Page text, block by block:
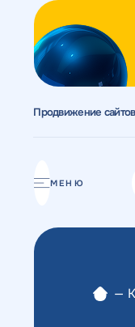
Продвижение сайтов
МЕНЮ
—